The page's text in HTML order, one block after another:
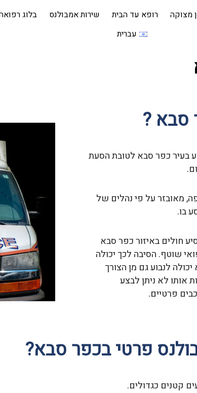
מצוקה רופא עד הבית שירות אמבולנס
בלוג
עברית
סבא ?
בעיר כפר סבא לטובת הסעת
מאובזר על פי נהלים של
בו.
חולים באיזור כפר סבא
שוטף. הסיבה לכך יכולה
לנבוע גם מן הצורך
אותו לא ניתן לבצע
פרטיים.
פרטי בכפר סבא?
קטנים כגדולים.